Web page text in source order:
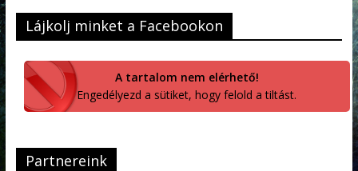
Lájkolj minket a Facebookon
A tartalom nem elérhető!
Engedélyezd a sütiket, hogy felold a tiltást.
Partnereink